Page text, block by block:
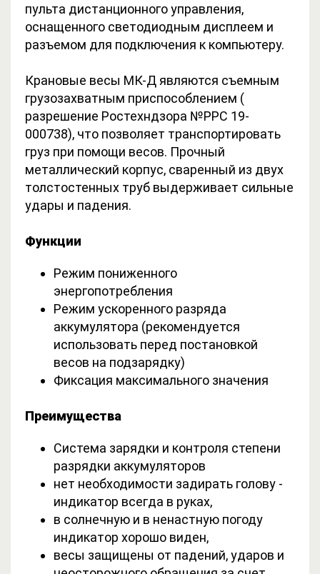
пульта дистанционного управления,
оснащенного светодиодным дисплеем и
разъемом для подключения к компьютеру.
Крановые весы МК-Д являются съемным
грузозахватным приспособлением (
разрешение Ростехндзора №РРС 19-
000738), что позволяет транспортировать
груз при помощи весов. Прочный
металлический корпус, сваренный из двух
толстостенных труб выдерживает сильные
удары и падения.
Функции
Режим пониженного
энергопотребления
Режим ускоренного разряда
аккумулятора (рекомендуется
использовать перед постановкой
весов на подзарядку)
Фиксация максимального значения
Преимущества
Система зарядки и контроля степени
разрядки аккумуляторов
нет необходимости задирать голову -
индикатор всегда в руках,
в солнечную и в ненастную погоду
индикатор хорошо виден,
весы защищены от падений, ударов и